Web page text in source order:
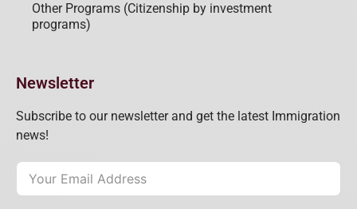
Other Programs (Citizenship by investment
programs)
Newsletter
Subscribe to our newsletter and get the latest Immigration
news!